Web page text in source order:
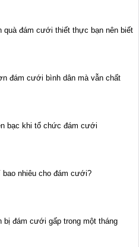
quà đám cưới thiết thực bạn nên biết
đám cưới bình dân mà vẫn chất
bạc khi tổ chức đám cưới
bao nhiêu cho đám cưới?
bị đám cưới gấp trong một tháng